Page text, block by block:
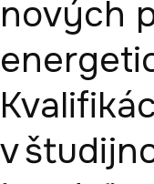
nových
v